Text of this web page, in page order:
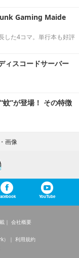
Gaming Maide
した4コマ。単行本も好評
ィスコードサーバー
蚊”が登場！ その特徴
画像
YouTube
会社概要
利用規約